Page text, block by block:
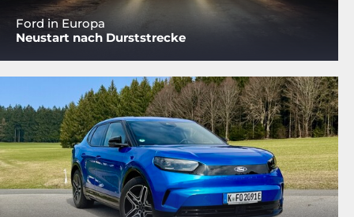
Ford in Europa
Neustart nach Durststrecke